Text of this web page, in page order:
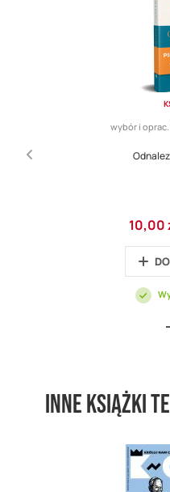
wybór i
Cena
10,00
Inne książki